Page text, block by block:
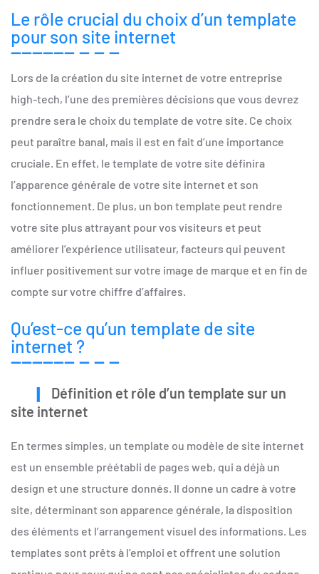
Le rôle crucial du choix d’un template
pour son site internet
Lors de la création du site internet de votre entreprise
high-tech, l’une des premières décisions que vous devrez
prendre sera le choix du template de votre site. Ce choix
peut paraître banal, mais il est en fait d’une importance
cruciale. En effet, le template de votre site définira
l’apparence générale de votre site internet et son
fonctionnement. De plus, un bon template peut rendre
votre site plus attrayant pour vos visiteurs et peut
améliorer l’expérience utilisateur, facteurs qui peuvent
influer positivement sur votre image de marque et en fin de
compte sur votre chiffre d’affaires.
Qu’est-ce qu’un template de site
internet ?
Définition et rôle d’un template sur un
site internet
En termes simples, un template ou modèle de site internet
est un ensemble préétabli de pages web, qui a déjà un
design et une structure donnés. Il donne un cadre à votre
site, déterminant son apparence générale, la disposition
des éléments et l’arrangement visuel des informations. Les
templates sont prêts à l’emploi et offrent une solution